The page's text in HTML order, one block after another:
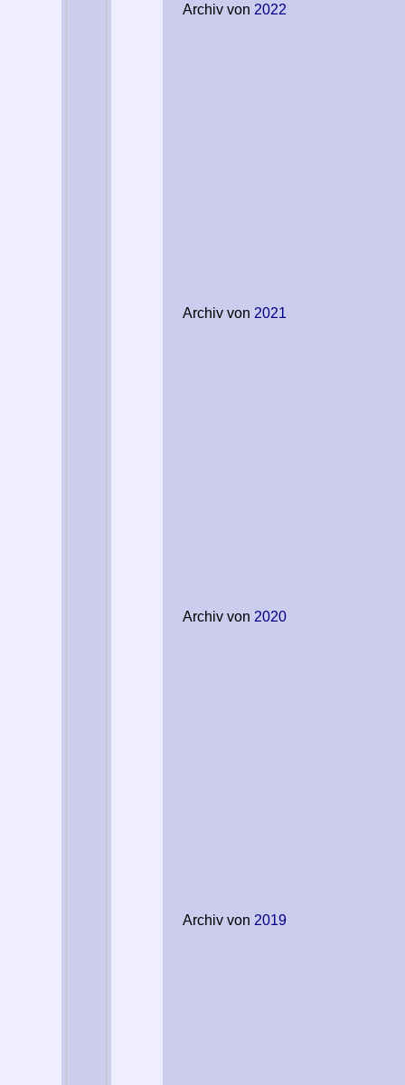
Archiv von 2022
Archiv von 2021
Archiv von 2020
Archiv von 2019